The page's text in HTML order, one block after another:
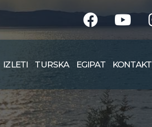
IZLETI TURSKA EGIPAT KONTAKT